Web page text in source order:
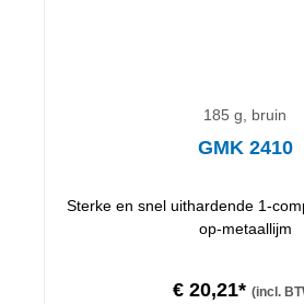
185 g, bruin
GMK 2410
Sterke en snel uithardende 1-
op-metaallijm
€ 20,21* (incl.